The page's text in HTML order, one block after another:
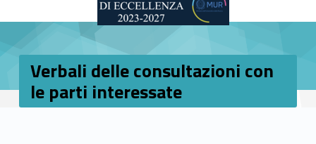
Verbali delle consultazioni con
le parti interessate